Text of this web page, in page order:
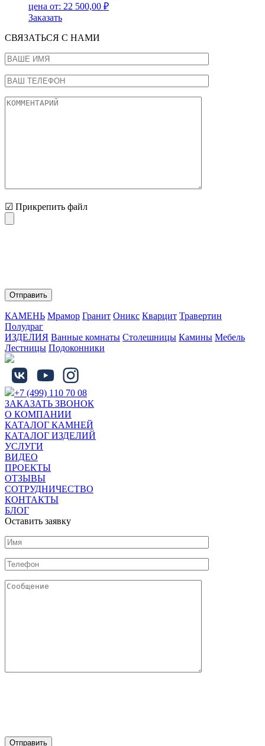
цена от: 22 500,00 ₽
Заказать
СВЯЗАТЬСЯ С НАМИ
☑ Прикрепить файл
КАМЕНЬ Мрамор Гранит Оникс Кварцит Травертин
Полудраг
ИЗДЕЛИЯ Ванные комнаты Столешницы Камины Мебель
Лестницы Подоконники
+7 (499) 110 70 08
ЗАКАЗАТЬ ЗВОНОК
О КОМПАНИИ
КАТАЛОГ КАМНЕЙ
КАТАЛОГ ИЗДЕЛИЙ
УСЛУГИ
ВИДЕО
ПРОЕКТЫ
ОТЗЫВЫ
СОТРУДНИЧЕСТВО
КОНТАКТЫ
БЛОГ
Оставить заявку